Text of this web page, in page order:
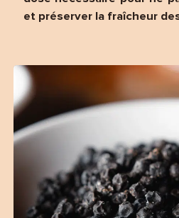
et préserver la fraîcheur